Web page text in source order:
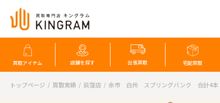
買取アイテム 店舗を探す 出張買取 宅配買取
トップページ 買取実績 荻窪店 余市 白州 スプリングバンク 合計4本